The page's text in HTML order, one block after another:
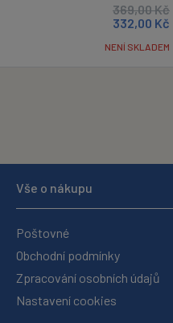
369,00Kč
332,00 Kč
NENÍ SKLADEM
Vše o nákupu
Poštovné
Obchodní podmínky
Zpracování osobních údajů
Nastavení cookies